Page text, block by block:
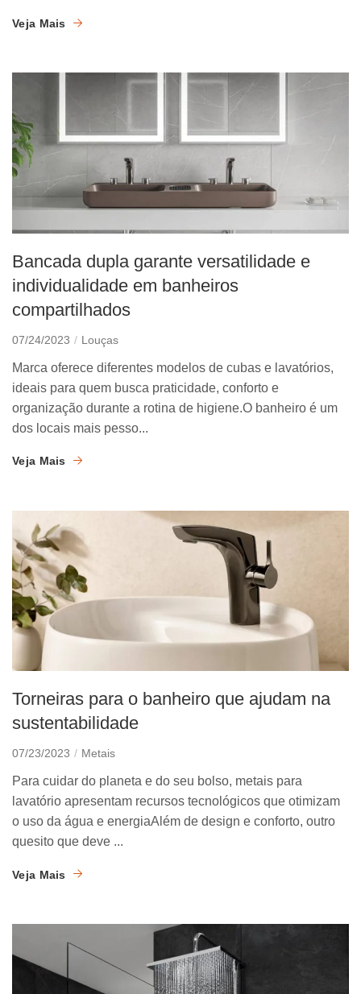
Veja Mais
Bancada dupla garante versatilidade e
individualidade em banheiros
compartilhados
07/24/2023 Louças
Marca oferece diferentes modelos de cubas e lavatórios,
ideais para quem busca praticidade, conforto e
organização durante a rotina de higiene.O banheiro é um
dos locais mais pesso...
Veja Mais
Torneiras para o banheiro que ajudam na
sustentabilidade
07/23/2023 Metais
Para cuidar do planeta e do seu bolso, metais para
lavatório apresentam recursos tecnológicos que otimizam
o uso da água e energiaAlém de design e conforto, outro
quesito que deve ...
Veja Mais